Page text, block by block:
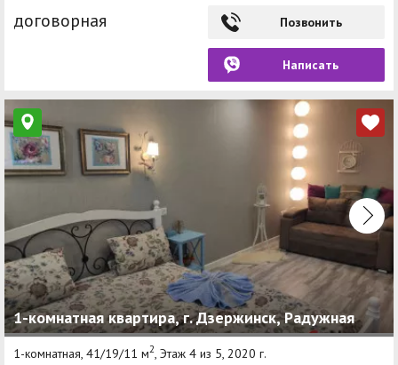
договорная Позвонить
Написать
1-комнатная квартира, г. Дзержинск, Радужная
1-комнатная, 41/19/11 м2 , Этаж 4 из 5, 2020 г.